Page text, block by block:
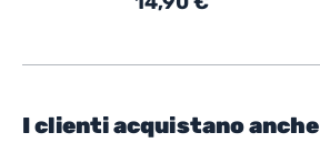
I clienti acquistano anche